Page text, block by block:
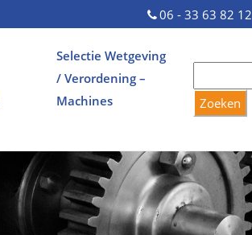
06 - 33 63 82 12
Selectie Wetgeving
/ Verordening –
Machines